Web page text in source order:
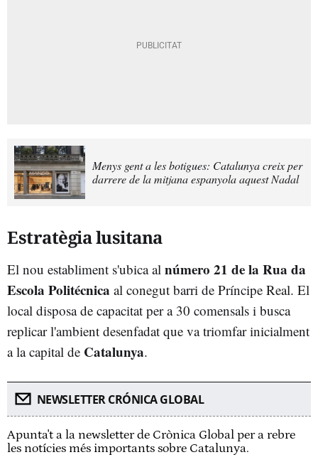
Menys gent a les botigues: Catalunya creix per
darrere de la mitjana espanyola aquest Nadal
Estratègia lusitana
El nou establiment s'ubica al número 21 de la Rua da
Escola Politécnica al conegut barri de Príncipe Real. El
local disposa de capacitat per a 30 comensals i busca
replicar l'ambient desenfadat que va triomfar inicialment
a la capital de Catalunya.
NEWSLETTER CRÓNICA GLOBAL
Apunta't a la newsletter de Crònica Global per a rebre
les notícies més importants sobre Catalunya.